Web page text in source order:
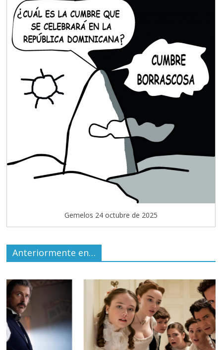
Gemelos 24 octubre de 2025
Anteriormente en…